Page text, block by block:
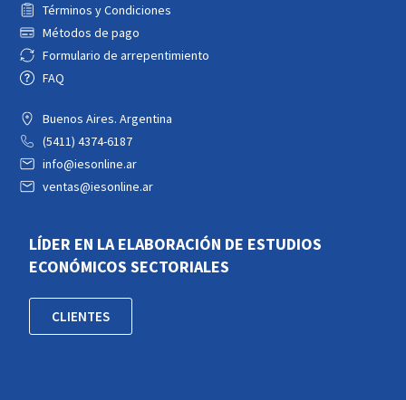
Términos y Condiciones
Métodos de pago
Formulario de arrepentimiento
FAQ
Buenos Aires. Argentina
(5411) 4374-6187
info@iesonline.ar
ventas@iesonline.ar
LÍDER EN LA ELABORACIÓN DE ESTUDIOS
ECONÓMICOS SECTORIALES
CLIENTES